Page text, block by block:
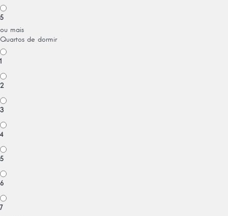
5
ou mais
Quartos de dormir
1
2
3
4
5
6
7